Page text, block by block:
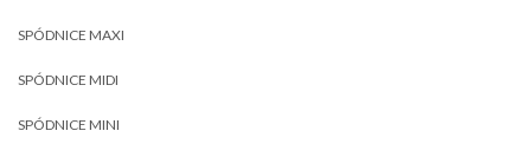
SPÓDNICE MAXI
SPÓDNICE MIDI
SPÓDNICE MINI